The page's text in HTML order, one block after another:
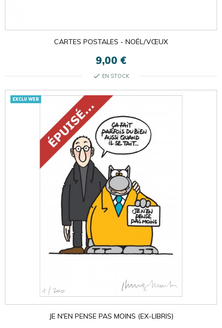
CARTES POSTALES - NOËL/VŒUX
9,00 €
check EN STOCK
EXCLU WEB
JE N'EN PENSE PAS MOINS (EX-LIBRIS)